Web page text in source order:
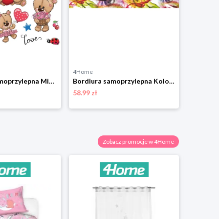
Dekoracja samoprzylepna Misie, 30 x 30 cm 4-Home
4Home
Bordiura samoprzylepna Kolorowy dym, 500 x 14 cm 4-Home
58.99 zł
Zobacz promocje w 4Home